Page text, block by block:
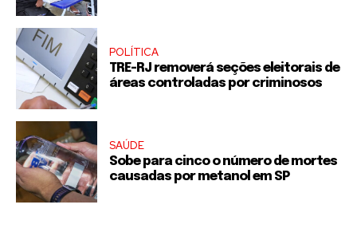
POLÍTICA
TRE-RJ removerá seções eleitorais de
áreas controladas por criminosos
SAÚDE
Sobe para cinco o número de mortes
causadas por metanol em SP